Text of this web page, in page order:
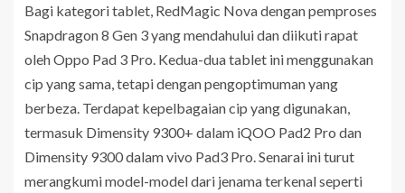
Bagi kategori tablet, RedMagic Nova dengan pemproses
Snapdragon 8 Gen 3 yang mendahului dan diikuti rapat
oleh Oppo Pad 3 Pro. Kedua-dua tablet ini menggunakan
cip yang sama, tetapi dengan pengoptimuman yang
berbeza. Terdapat kepelbagaian cip yang digunakan,
termasuk Dimensity 9300+ dalam iQOO Pad2 Pro dan
Dimensity 9300 dalam vivo Pad3 Pro. Senarai ini turut
merangkumi model-model dari jenama terkenal seperti